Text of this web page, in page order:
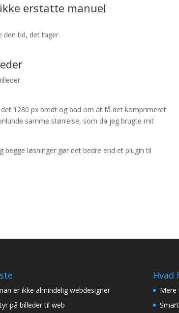
erstatte manuel
den tid, det tager.
1280 px bredt og bad om at få det komprimeret
samme størrelse, som da jeg brugte mit
begge løsninger gør det bedre end et plugin til
er ikke almindelig webdesigner
på billeder til web
Hvad
Mere